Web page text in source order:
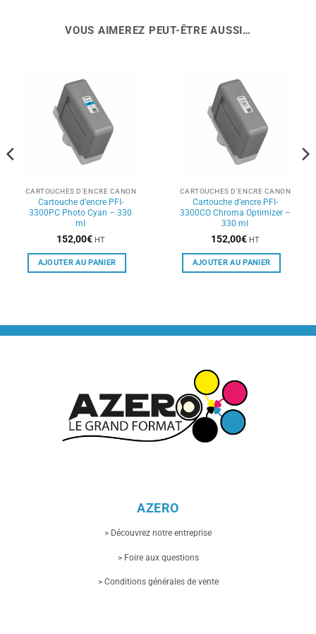
VOUS AIMEREZ PEUT-ÊTRE AUSSI…
CARTOUCHES D'ENCRE CANON
Cartouche d’encre PFI-
3300PC Photo Cyan – 330
ml
152,00€ HT
AJOUTER AU PANIER
CARTOUCHES D'ENCRE CANON
Cartouche d’encre PFI-
3300CO Chroma Optimizer –
330 ml
152,00€ HT
AJOUTER AU PANIER
AZERO
> Découvrez notre entreprise
> Foire aux questions
> Conditions générales de vente